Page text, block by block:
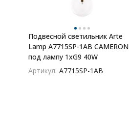
Подвесной светильник Arte
Lamp A7715SP-1AB CAMERON
под лампу 1xG9 40W
Артикул: A7715SP-1AB